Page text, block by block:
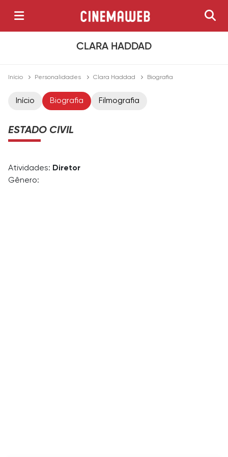
CLARA HADDAD
Início Personalidades Clara Haddad Biografia
Início Biografia Filmografia
ESTADO CIVIL
Atividades: Diretor
Gênero: